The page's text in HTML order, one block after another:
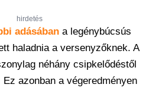
hirdetés
adásában a legénybúcsús
haladnia a versenyzőknek. A
néhány csipkelődéstől
azonban a végeredményen